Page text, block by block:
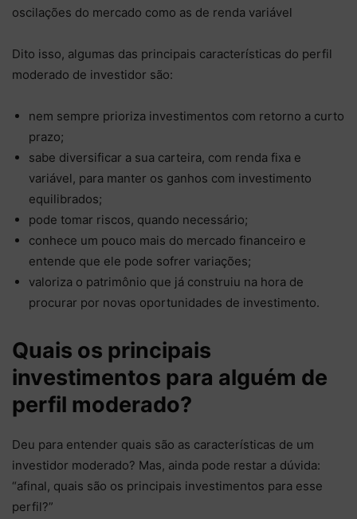
oscilações do mercado como as de renda variável
Dito isso, algumas das principais características do perfil
moderado de investidor são:
nem sempre prioriza investimentos com retorno a curto
prazo;
sabe diversificar a sua carteira, com renda fixa e
variável, para manter os ganhos com investimento
equilibrados;
pode tomar riscos, quando necessário;
conhece um pouco mais do mercado financeiro e
entende que ele pode sofrer variações;
valoriza o patrimônio que já construiu na hora de
procurar por novas oportunidades de investimento.
Quais os principais
investimentos para alguém de
perfil moderado?
Deu para entender quais são as características de um
investidor moderado? Mas, ainda pode restar a dúvida:
“afinal, quais são os principais investimentos para esse
perfil?”